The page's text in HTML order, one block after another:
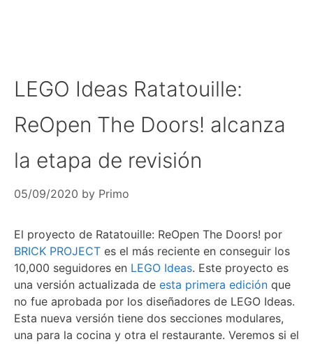
LEGO Ideas Ratatouille:
ReOpen The Doors! alcanza
la etapa de revisión
05/09/2020 by Primo
El proyecto de Ratatouille: ReOpen The Doors! por
BRICK PROJECT es el más reciente en conseguir los
10,000 seguidores en LEGO Ideas. Este proyecto es
una versión actualizada de esta primera edición que
no fue aprobada por los diseñadores de LEGO Ideas.
Esta nueva versión tiene dos secciones modulares,
una para la cocina y otra el restaurante. Veremos si el